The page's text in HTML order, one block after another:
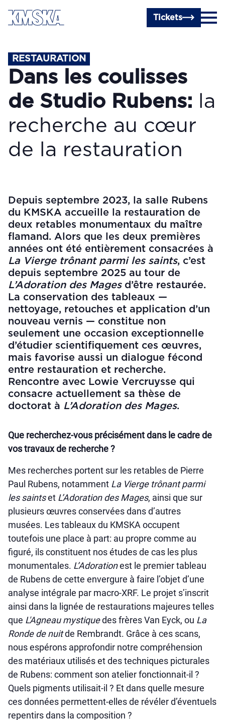
Passer au contenu principal
Tickets
RESTAURATION
Dans les coulisses
de Studio Rubens:
la
recherche au cœur
de la restauration
Depuis septembre 2023, la salle Rubens
du KMSKA accueille la restauration de
deux retables monumentaux du maître
flamand. Alors que les deux premières
années ont été entièrement consacrées à
La Vierge trônant parmi les saints, c’est
depuis septembre 2025 au tour de
L’Adoration des Magesd’être restaurée.
La conservation des tableaux —
nettoyage, retouches et application d’un
nouveau vernis — constitue non
seulement une occasion exceptionnelle
d’étudier scientifiquement ces œuvres,
mais favorise aussi un dialogue fécond
entre restauration et recherche.
Rencontre avec Lowie Vercruysse qui
consacre actuellement sa thèse de
doctorat à L’Adoration des Mages.
Que recherchez-vous précisément dans le cadre de
vos travaux de recherche ?
Mes recherches portent sur les retables de Pierre
Paul Rubens, notamment La Vierge trônant parmi
les saintset L’Adoration des Mages, ainsi que sur
plusieurs œuvres conservées dans d’autres
musées. Les tableaux du KMSKA occupent
toutefois une place à part: au propre comme au
figuré, ils constituent nos études de cas les plus
monumentales. L’Adorationest le premier tableau
de Rubens de cette envergure à faire l’objet d’une
analyse intégrale par macro-XRF. Le projet s’inscrit
ainsi dans la lignée de restaurations majeures telles
que L'Agneau mystiquedes frères Van Eyck, ou La
Ronde de nuitde Rembrandt. Grâce à ces scans,
nous espérons approfondir notre compréhension
des matériaux utilisés et des techniques picturales
de Rubens: comment son atelier fonctionnait-il ?
Quels pigments utilisait-il ? Et dans quelle mesure
ces données permettent-elles de révéler d’éventuels
repentirs dans la composition ?